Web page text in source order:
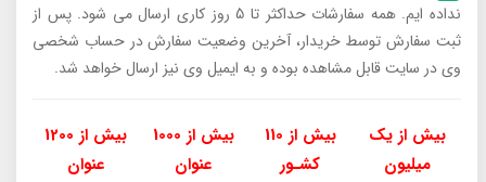
نداده ایم. همه سفارشات حداکثر تا 5 روز کاری ارسال می شود. پس از
ثبت سفارش توسط خریدار، آخرین وضعیت سفارش در حساب شخصی
وی در سایت قابل مشاهده بوده و به ایمیل وی نیز ارسال خواهد شد.
بیش از یک
میلیون
بیش از 110
کشـور
بیش از 1000
عنوان
بیش از 1200
عنوان